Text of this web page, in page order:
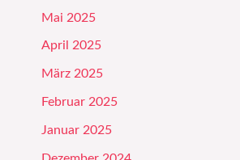
Mai 2025
April 2025
März 2025
Februar 2025
Januar 2025